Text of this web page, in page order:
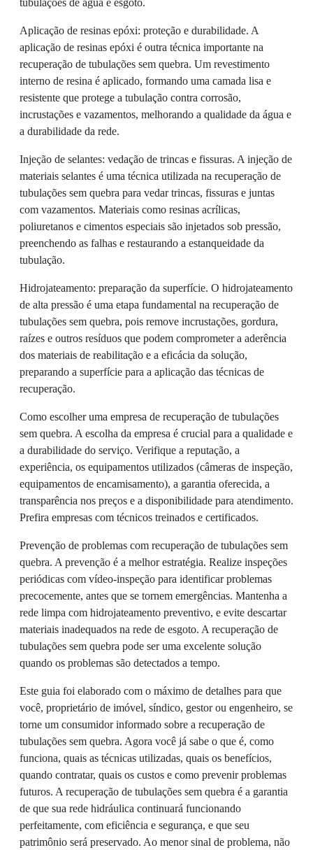
Aplicação de resinas epóxi: proteção e durabilidade. A
aplicação de resinas epóxi é outra técnica importante na
recuperação de tubulações sem quebra. Um revestimento
interno de resina é aplicado, formando uma camada lisa e
resistente que protege a tubulação contra corrosão,
incrustações e vazamentos, melhorando a qualidade da água e
a durabilidade da rede.
Injeção de selantes: vedação de trincas e fissuras. A injeção de
materiais selantes é uma técnica utilizada na recuperação de
tubulações sem quebra para vedar trincas, fissuras e juntas
com vazamentos. Materiais como resinas acrílicas,
poliuretanos e cimentos especiais são injetados sob pressão,
preenchendo as falhas e restaurando a estanqueidade da
tubulação.
Hidrojateamento: preparação da superfície. O hidrojateamento
de alta pressão é uma etapa fundamental na recuperação de
tubulações sem quebra, pois remove incrustações, gordura,
raízes e outros resíduos que podem comprometer a aderência
dos materiais de reabilitação e a eficácia da solução,
preparando a superfície para a aplicação das técnicas de
recuperação.
Como escolher uma empresa de recuperação de tubulações
sem quebra. A escolha da empresa é crucial para a qualidade e
a durabilidade do serviço. Verifique a reputação, a
experiência, os equipamentos utilizados (câmeras de inspeção,
equipamentos de encamisamento), a garantia oferecida, a
transparência nos preços e a disponibilidade para atendimento.
Prefira empresas com técnicos treinados e certificados.
Prevenção de problemas com recuperação de tubulações sem
quebra. A prevenção é a melhor estratégia. Realize inspeções
periódicas com vídeo-inspeção para identificar problemas
precocemente, antes que se tornem emergências. Mantenha a
rede limpa com hidrojateamento preventivo, e evite descartar
materiais inadequados na rede de esgoto. A recuperação de
tubulações sem quebra pode ser uma excelente solução
quando os problemas são detectados a tempo.
Este guia foi elaborado com o máximo de detalhes para que
você, proprietário de imóvel, síndico, gestor ou engenheiro, se
torne um consumidor informado sobre a recuperação de
tubulações sem quebra. Agora você já sabe o que é, como
funciona, quais as técnicas utilizadas, quais os benefícios,
quando contratar, quais os custos e como prevenir problemas
futuros. A recuperação de tubulações sem quebra é a garantia
de que sua rede hidráulica continuará funcionando
perfeitamente, com eficiência e segurança, e que seu
patrimônio será preservado. Ao menor sinal de problema, não